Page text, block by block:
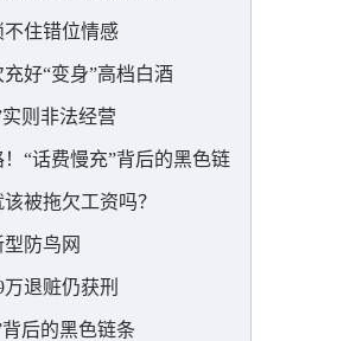
住错位情感
好“变身”高档白酒
则非法经营
“话费慢充”背后的黑色链
被拖欠工资吗？
防鸟网
退赃仍获刑
后的黑色链条